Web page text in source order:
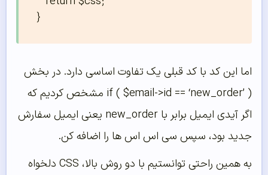
}
اما این کد با کد قبلی یک تفاوت اساسی دارد. در بخش
if ( $email->id == ‘new_order’ ) مشخص کردیم که
اگر آیدی ایمیل برابر با new_order یعنی ایمیل سفارش
جدید بود، سپس سی اس اس ها را اضافه کن.
به همین راحتی توانستیم با دو روش بالا، CSS دلخواه